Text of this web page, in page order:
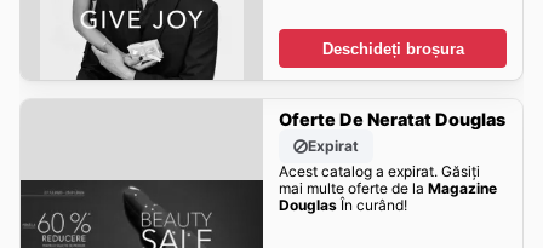
Deschideți broșura
Oferte De Neratat Douglas
Expirat
Acest catalog a expirat. Găsiți
mai multe oferte de la Magazine
DouglasÎn curând!